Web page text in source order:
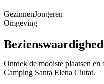
GezinnenJongeren
Omgeving
Ontdek de mooiste plaatsen
Camping Santa Elena Ciutat.
Lloret de Mar
📍Selva
Tossa de Mar
Blanes